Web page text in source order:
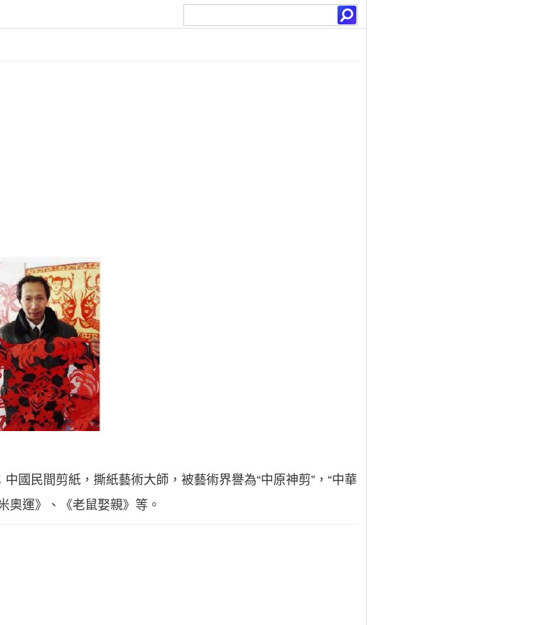
國民間剪紙，撕紙藝術大師，被藝術界譽為“中原神剪”，“中華
奧運》、《老鼠娶親》等。